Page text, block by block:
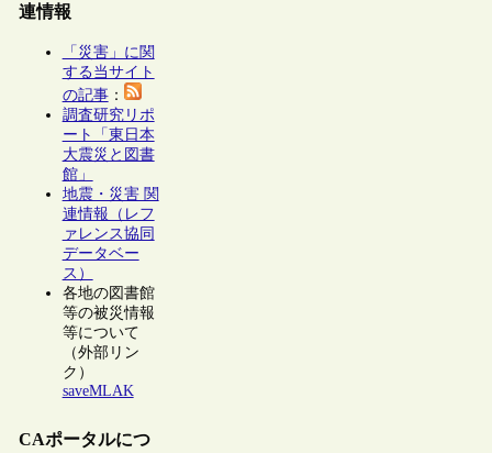
連情報
「災害」に関
する当サイト
の記事：
調査研究リポ
ート「東日本
大震災と図書
館」
地震・災害 関
連情報（レフ
ァレンス協同
データベー
ス）
各地の図書館
等の被災情報
等について
（外部リン
ク）
saveMLAK
CAポータルにつ